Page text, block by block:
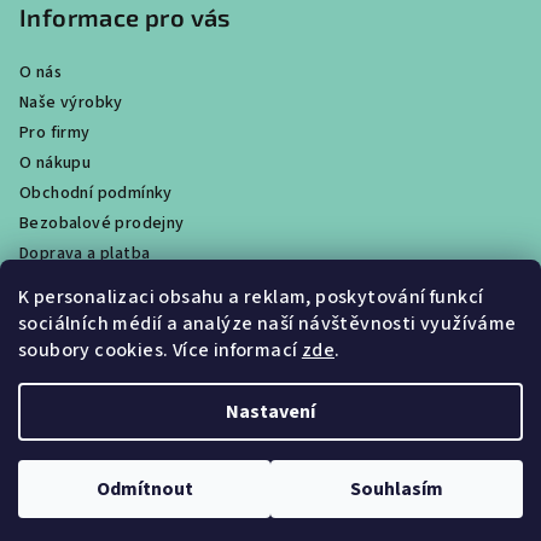
K personalizaci obsahu a reklam, poskytování funkcí
sociálních médií a analýze naší návštěvnosti využíváme
soubory cookies. Více informacízde.
Nastavení
Odmítnout Souhlasím
Informace pro vás
O nás
Naše výrobky
Pro firmy
O nákupu
Obchodní podmínky
Bezobalové prodejny
Doprava a platba
Ochrana osobních údajů / GDPR
Věrnostní program
Obchody
Upravit nastavení cookies
Vytvořil Shoptet